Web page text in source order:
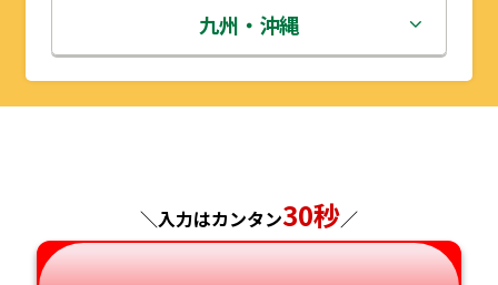
秋田県
山形県
埼玉県
千葉県
神奈川県
石川県
福井県
長野県
岐阜県
滋賀県
京都府
兵庫県
奈良県
鳥取県
島根県
広島県
山口県
九州・沖縄
福岡県
長崎県
熊本県
＼入力はカンタン30秒／